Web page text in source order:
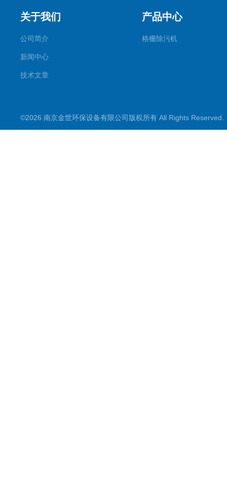
关于我们
公司简介
新闻中心
技术文章
产品中心
格栅除污机
©2026 南京金世环保设备有限公司版权所有 All Rights